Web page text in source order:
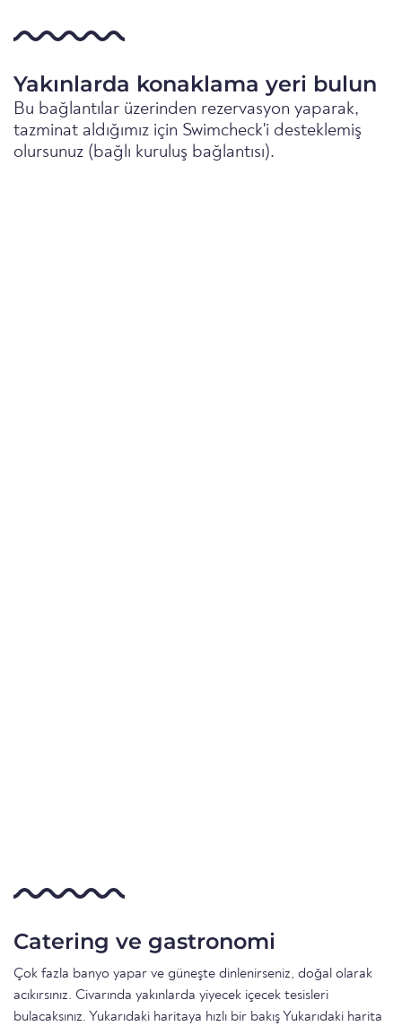
Yakınlarda konaklama yeri bulun
Bu bağlantılar üzerinden rezervasyon yaparak,
tazminat aldığımız için Swimcheck'i desteklemiş
olursunuz (bağlı kuruluş bağlantısı).
Catering ve gastronomi
Çok fazla banyo yapar ve güneşte dinlenirseniz, doğal olarak
acıkırsınız. Civarında yakınlarda yiyecek içecek tesisleri
bulacaksınız. Yukarıdaki haritaya hızlı bir bakış Yukarıdaki harita